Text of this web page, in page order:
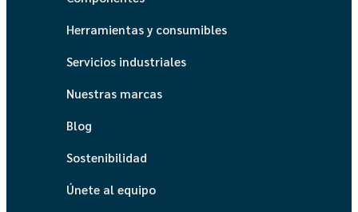
Herramientas y consumibles
Servicios industriales
Nuestras marcas
Blog
Sostenibilidad
Únete al equipo